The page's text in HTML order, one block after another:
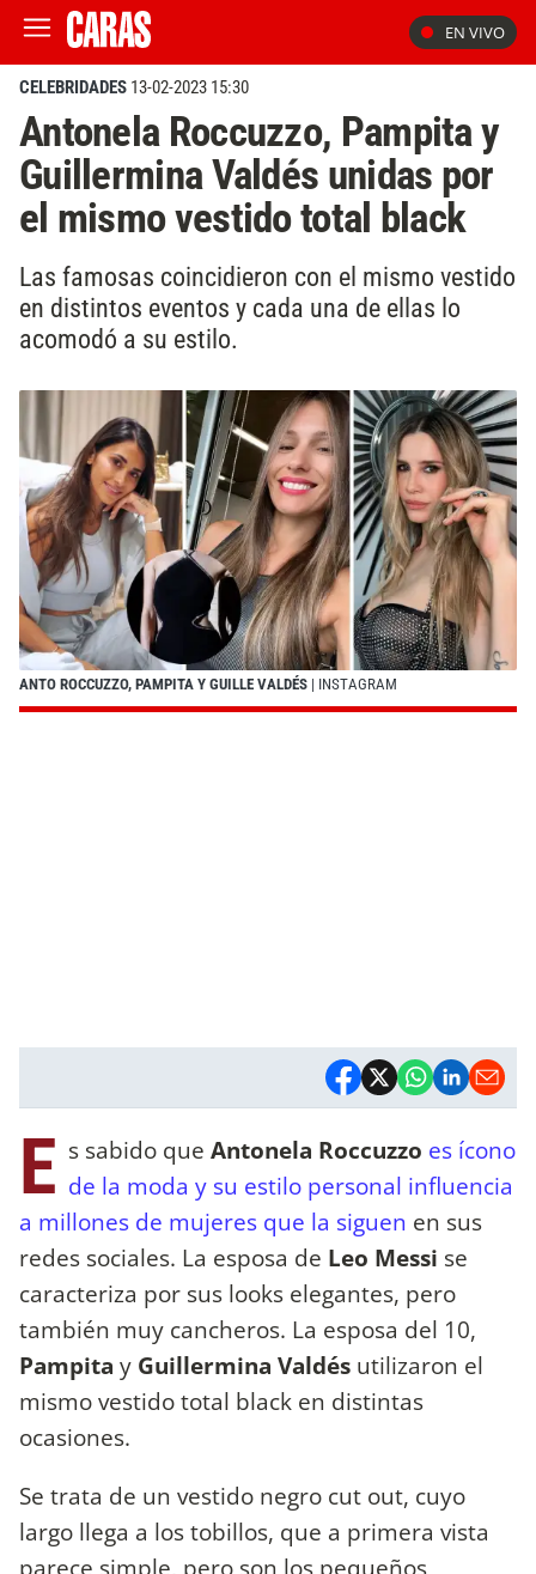
EN VIVO
CELEBRIDADES 13-02-2023 15:30
Antonela Roccuzzo, Pampita y
Guillermina Valdés unidas por
el mismo vestido total black
Las famosas coincidieron con el mismo vestido
en distintos eventos y cada una de ellas lo
acomodó a su estilo.
ANTO ROCCUZZO, PAMPITA Y GUILLE VALDÉS | INSTAGRAM
E s sabido que Antonela Roccuzzo es ícono
de la moda y su estilo personal influencia
a millones de mujeres que la siguen en sus
redes sociales. La esposa de Leo Messi se
caracteriza por sus looks elegantes, pero
también muy cancheros. La esposa del 10,
Pampita y Guillermina Valdés utilizaron el
mismo vestido total black en distintas
ocasiones.
Se trata de un vestido negro cut out, cuyo
largo llega a los tobillos, que a primera vista
parece simple, pero son los pequeños